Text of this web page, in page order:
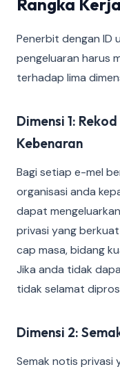
Rangka
Penerbit dengan ID
pengeluaran harus
terhadap lima
Dimensi 1:
Kebenaran
Bagi setiap e-mel
organisasi anda
dapat
privasi yang
cap masa, bidang
Jika anda tidak
tidak selamat
Dimensi 2:
Semak notis privasi